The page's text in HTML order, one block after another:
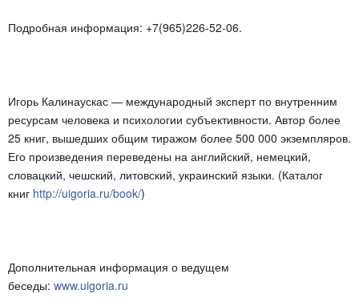
Подробная информация: +7(965)226-52-06.
Игорь Калинаускас ― международный эксперт по внутренним
ресурсам человека и психологии субъективности. Автор более
25 книг, вышедших общим тиражом более 500 000 экземпляров.
Его произведения переведены на английский, немецкий,
словацкий, чешский, литовский, украинский языки. (Каталог
книг http://uigoria.ru/book/)
Дополнительная информация о ведущем
беседы: www.uigoria.ru